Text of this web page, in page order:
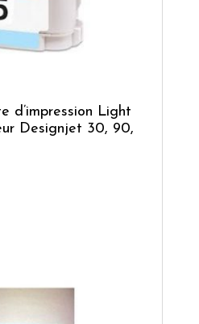
d’impression Light
Designjet 30, 90,